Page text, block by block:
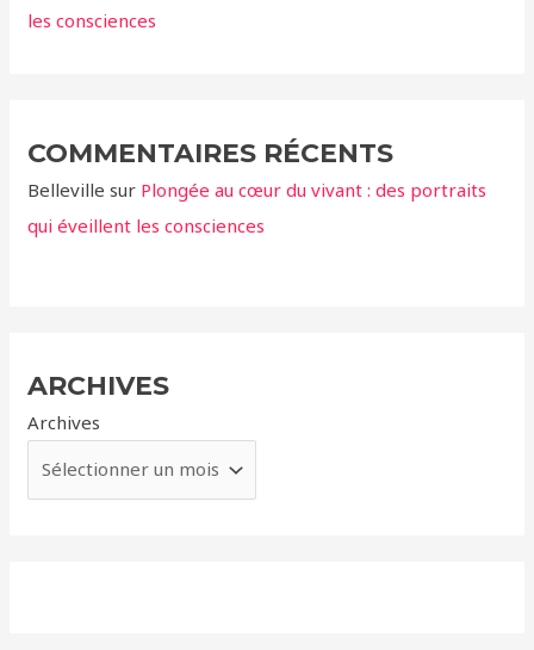
les consciences
COMMENTAIRES RÉCENTS
Belleville sur Plongée au cœur du vivant : des portraits
qui éveillent les consciences
ARCHIVES
Archives